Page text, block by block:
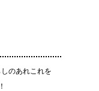
のあれこれを